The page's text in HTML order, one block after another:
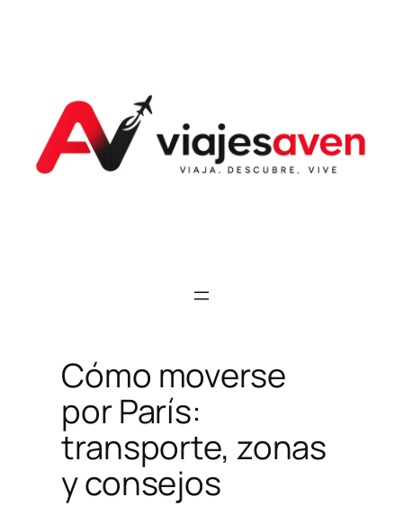
contenido
Cómo moverse
por París:
transporte, zonas
y consejos